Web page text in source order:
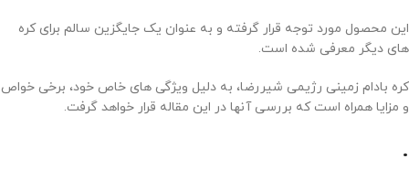
این محصول مورد توجه قرار گرفته و به عنوان یک جایگزین سالم برای کره
های دیگر معرفی شده است.
کره بادام زمینی رژیمی شیررضا، به دلیل ویژگی های خاص خود، برخی خواص
و مزایا همراه است که بررسی آنها در این مقاله قرار خواهد گرفت.
.